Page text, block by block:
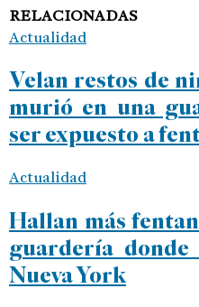
RELACIONADAS
Actualidad
Velan restos de
murió en una
ser expuesto a
Actualidad
Hallan más
guardería
Nueva York